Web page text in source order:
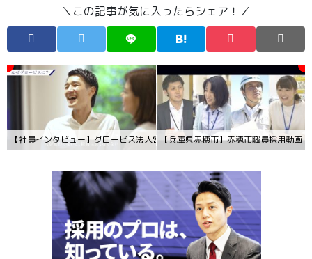
＼この記事が気に入ったらシェア！／
【兵庫県赤穂市】赤穂市職員採用動画
【社員インタビュー】グロービス法人営業部門アカウントエグゼクティブ（採